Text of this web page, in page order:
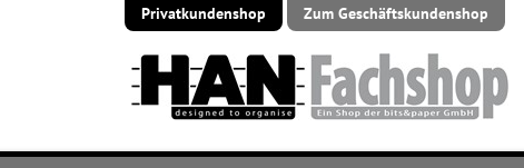
Privatkundenshop Zum Geschäftskundenshop